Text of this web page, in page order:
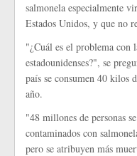
salmonela especialmente
Estados Unidos, y que no
"¿Cuál es el problema con
estadounidenses?", se
país se consumen 40 kilos
año.
"48 millones de personas
contaminados con
pero se atribuyen más